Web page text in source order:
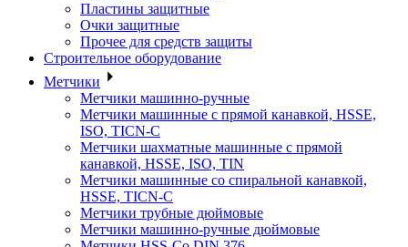
Пластины защитные
Очки защитные
Прочее для средств защиты
Строительное оборудование
Метчики
Метчики машинно-ручные
Метчики машинные с прямой канавкой, HSSE,
ISO, TICN-C
Метчики шахматные машинные с прямой
канавкой, HSSE, ISO, TIN
Метчики машинные со спиральной канавкой,
HSSE, TICN-C
Метчики трубные дюймовые
Метчики машинно-ручные дюймовые